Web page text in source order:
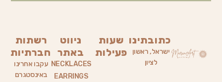
כתובתינו
ישראל, ראשון
לציון
שעות
פעילות
ניווט
באתר
NECKLACES
EARRINGS
רשתות
חברתיות
עקבו אחרינו
באינסטגרם